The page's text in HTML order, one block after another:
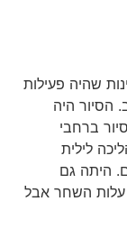
שהיה פעילות
היה
ברחבי
לילית
גם
השחר אבל